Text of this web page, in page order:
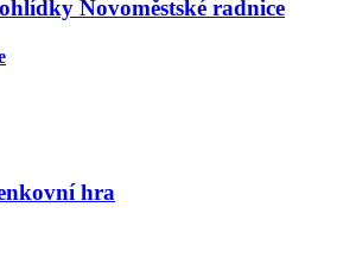
Novoměstské radnice
hra